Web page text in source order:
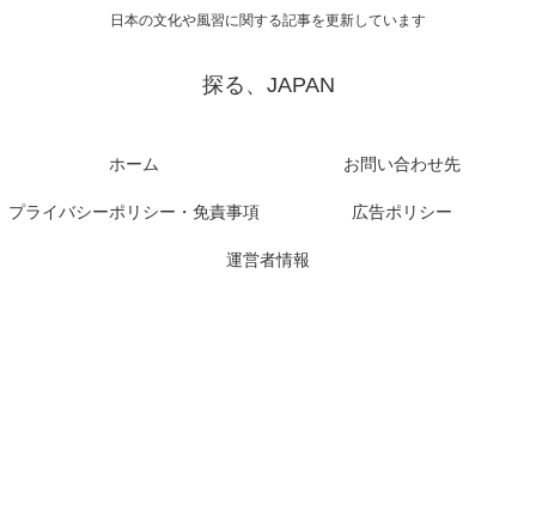
日本の文化や風習に関する記事を更新しています
探る、JAPAN
ホーム お問い合わせ先
プライバシーポリシー・免責事項 広告ポリシー
運営者情報